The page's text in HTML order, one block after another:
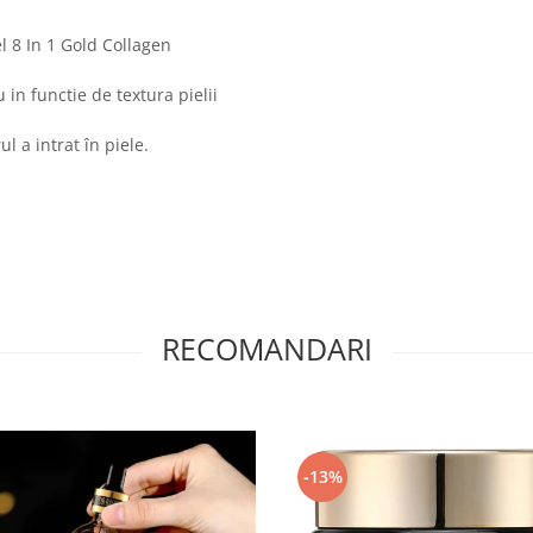
8 In 1 Gold Collagen
in functie de textura pielii
a intrat în piele.
RECOMANDARI
-13%